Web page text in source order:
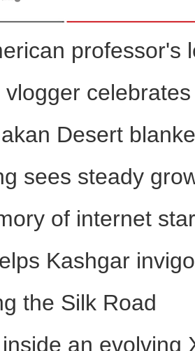
年练马“犬”，这才是真
professor's
vlogger
Desert
sees steady
of internet
Kashgar
the Silk Road
an evolving